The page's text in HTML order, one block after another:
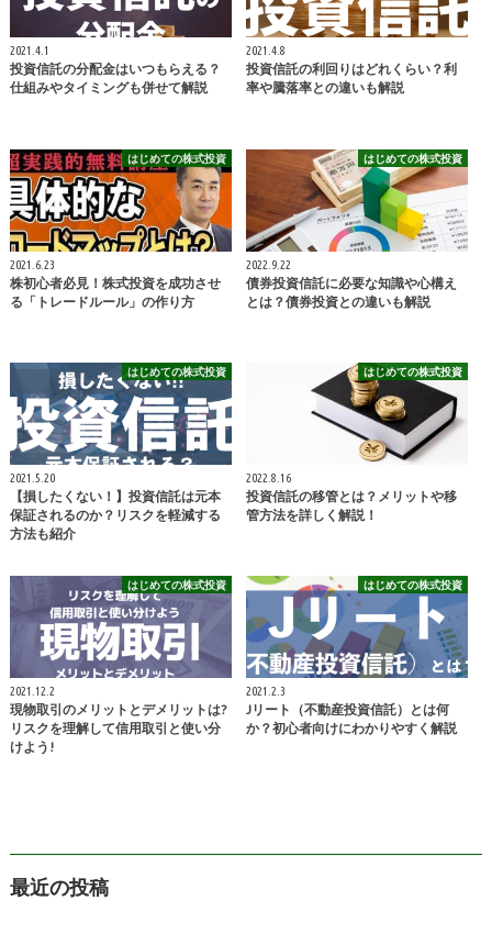
2021.4.1
投資信託の分配金はいつもらえる？
仕組みやタイミングも併せて解説
2021.4.8
投資信託の利回りはどれくらい？利
率や騰落率との違いも解説
はじめての株式投資
2021.6.23
株初心者必見！株式投資を成功させ
る「トレードルール」の作り方
はじめての株式投資
2022.9.22
債券投資信託に必要な知識や心構え
とは？債券投資との違いも解説
はじめての株式投資
2021.5.20
【損したくない！】投資信託は元本
保証されるのか？リスクを軽減する
方法も紹介
はじめての株式投資
2022.8.16
投資信託の移管とは？メリットや移
管方法を詳しく解説！
はじめての株式投資
2021.12.2
現物取引のメリットとデメリットは?
リスクを理解して信用取引と使い分
けよう!
はじめての株式投資
2021.2.3
Jリート（不動産投資信託）とは何
か？初心者向けにわかりやすく解説
最近の投稿